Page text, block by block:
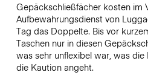
Gepäckschließfächer kosten im
Aufbewahrungsdienst von
Tag das Doppelte. Bis vor
Taschen nur in diesen
was sehr unflexibel war, was
die Kaution angeht.